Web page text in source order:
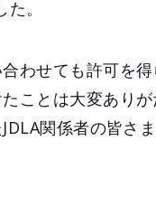
。
わせても許可を
ことは大変あり
関係者の皆さ